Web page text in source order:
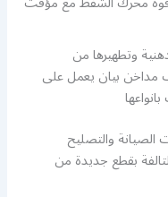
وتطهيرها من
مداخن بيان يعمل على
والتصليح
بقطع جديدة من